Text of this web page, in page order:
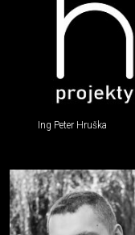
Ing Peter Hruška